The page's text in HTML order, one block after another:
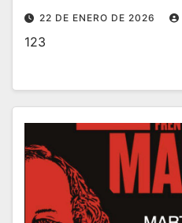
22 DE ENERO DE 2026
123